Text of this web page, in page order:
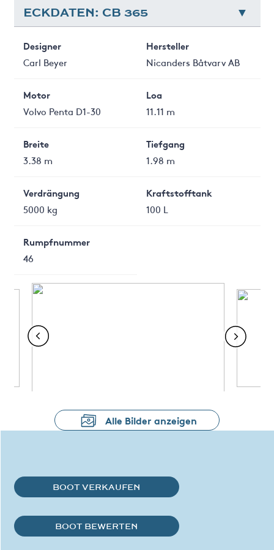
ECKDATEN: CB 365
Designer
Carl Beyer
Hersteller
Nicanders Båtvarv AB
Motor
Volvo Penta D1-30
Loa
11.11 m
Breite
3.38 m
Tiefgang
1.98 m
Verdrängung
5000 kg
Kraftstofftank
100 L
Rumpfnummer
46
Alle Bilder anzeigen
BOOT VERKAUFEN
BOOT BEWERTEN